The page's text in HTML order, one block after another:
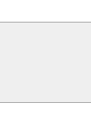
Compartilhar